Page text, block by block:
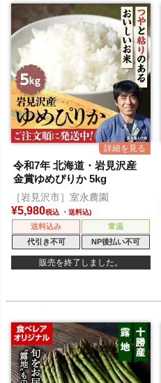
令和7年 北海道・岩見沢産
金賞ゆめぴりか 5kg
［岩見沢市］室永農園
¥5,980税込
送料込み
常温
代引き不可
NP後払い不可
販売を終了しました。